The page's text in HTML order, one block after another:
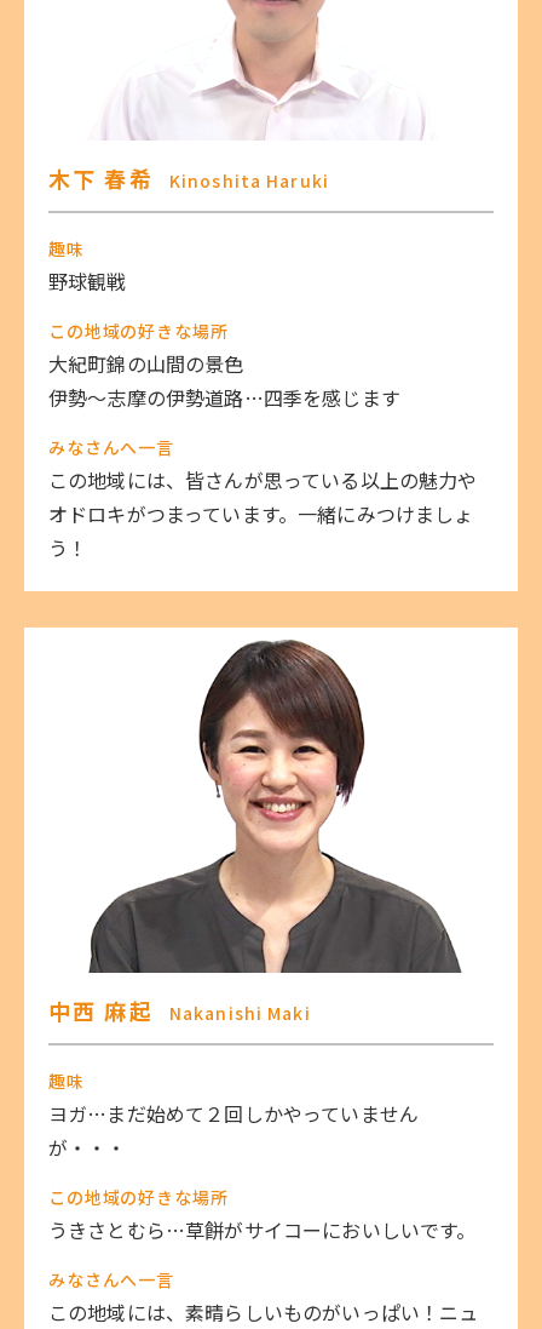
木下 春希 Kinoshita Haruki
趣味
野球観戦
この地域の好きな場所
大紀町錦の山間の景色
伊勢～志摩の伊勢道路…四季を感じます
みなさんへ一言
この地域には、皆さんが思っている以上の魅力や
オドロキがつまっています。一緒にみつけましょ
う！
中西 麻起 Nakanishi Maki
趣味
ヨガ…まだ始めて２回しかやっていません
が・・・
この地域の好きな場所
うきさとむら…草餅がサイコーにおいしいです。
みなさんへ一言
この地域には、素晴らしいものがいっぱい！ニュ